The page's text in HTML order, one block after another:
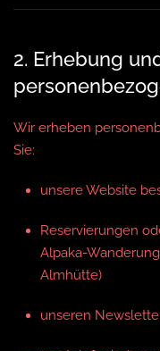
2. Erhebung
Wir erheben
Sie:
unsere Website
Reservierungen
Alpaka-
Almhütte)
unseren